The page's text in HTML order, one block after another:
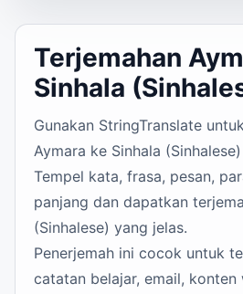
Terjemahan
Sinhala
Gunakan StringTranslate
Aymara ke Sinhala
Tempel kata, frasa, pesan,
panjang dan dapatkan
(Sinhalese) yang jelas.
Penerjemah ini cocok untuk
catatan belajar, email, konten